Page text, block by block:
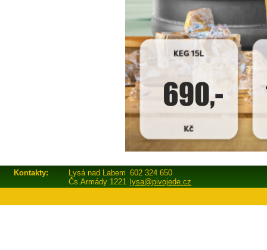
Kontakty: Lysá nad Labem 602 324 650
Čs.Armády 1221 lysa@pivojede.cz